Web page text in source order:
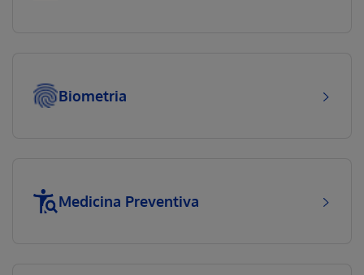
Biometria
Medicina Preventiva